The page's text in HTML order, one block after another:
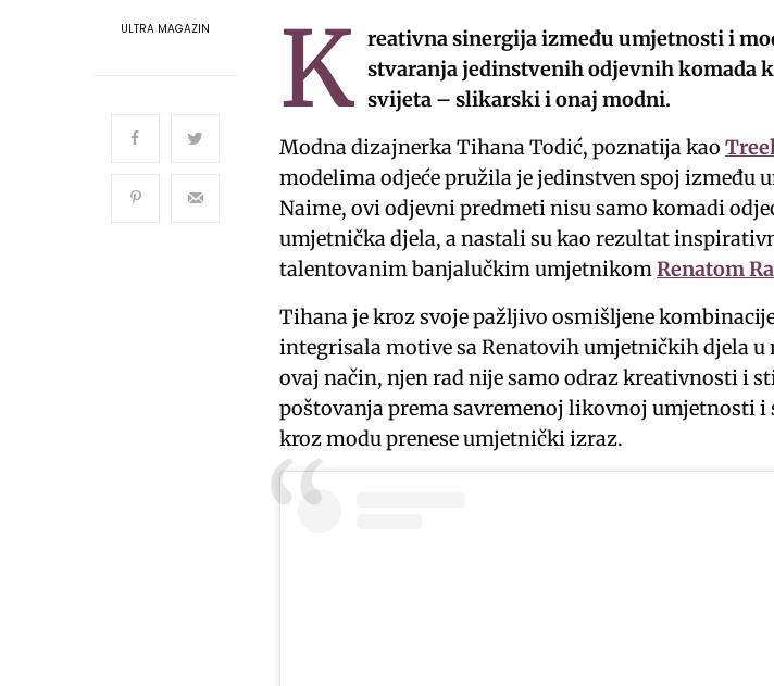
ULTRA MAGAZIN K reativna sinergija između umjetnosti i
stvaranja jedinstvenih odjevnih komada
svijeta – slikarski i onaj modni.
Modna dizajnerka Tihana Todić, poznatija kao
modelima odjeće pružila je jedinstven spoj između
Naime, ovi odjevni predmeti nisu samo komadi
umjetnička djela, a nastali su kao rezultat
talentovanim banjalučkim umjetnikomRenatom
Tihana je kroz svoje pažljivo osmišljene
integrisala motive sa Renatovih umjetničkih djela u
ovaj način, njen rad nije samo odraz kreativnosti i
poštovanja prema savremenoj likovnoj umjetnosti i
kroz modu prenese umjetnički izraz.